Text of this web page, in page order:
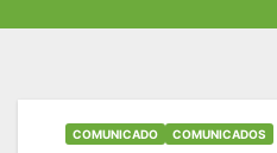
COMUNICADO COMUNICADOS